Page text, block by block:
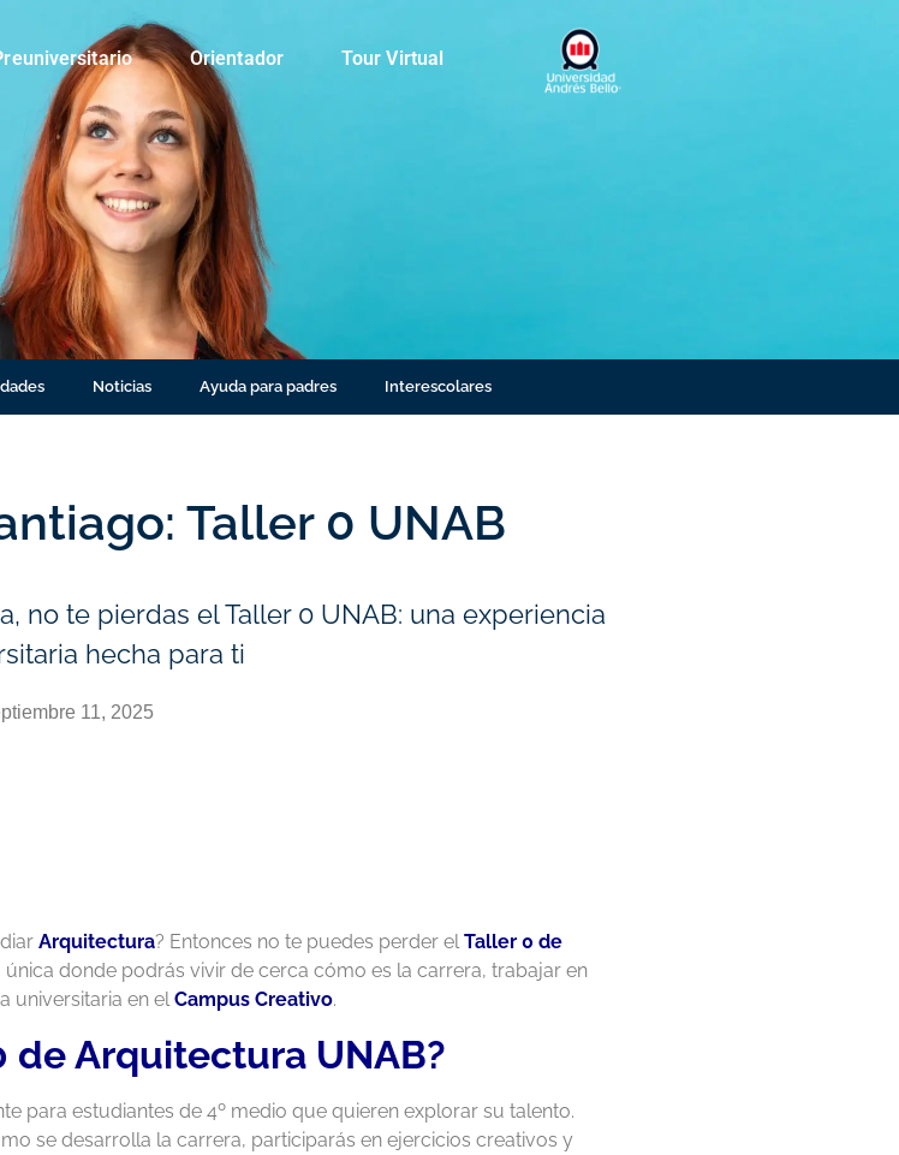
Orientador Tour Virtual
Noticias Ayuda para padres Interescolares
Taller 0 UNAB
no te pierdas el Taller 0 UNAB: una experiencia
hecha para ti
11, 2025
Arquitectura? Entonces no te puedes perder elTaller 0 de
única donde podrás vivir de cerca cómo es la carrera, trabajar en
universitaria en elCampus Creativo.
de Arquitectura UNAB?
para estudiantes de 4º medio que quieren explorar su talento.
se desarrolla la carrera, participarás en ejercicios creativos y